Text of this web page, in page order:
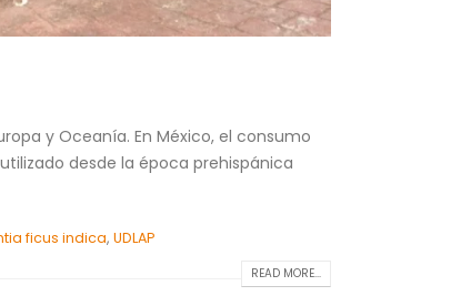
y Oceanía. En México, el consumo
desde la época prehispánica
ficus indica,UDLAP
READ MORE...